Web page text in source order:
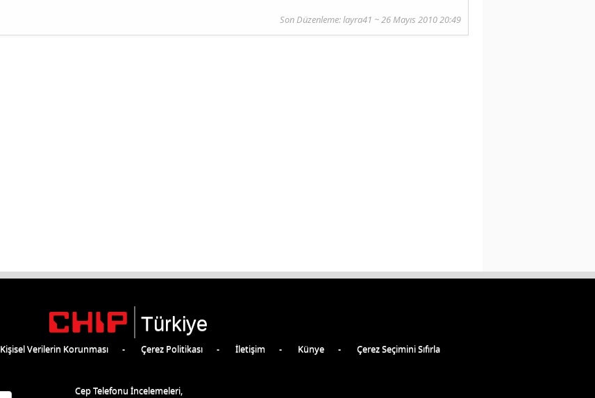
Son Düzenleme: layra41 ~ 26 Mayıs 2010 20:49
Türkiye
Kişisel Verilerin Korunması Çerez Politikası İletişim Künye Çerez Seçimini Sıfırla
Cep Telefonu İncelemeleri,